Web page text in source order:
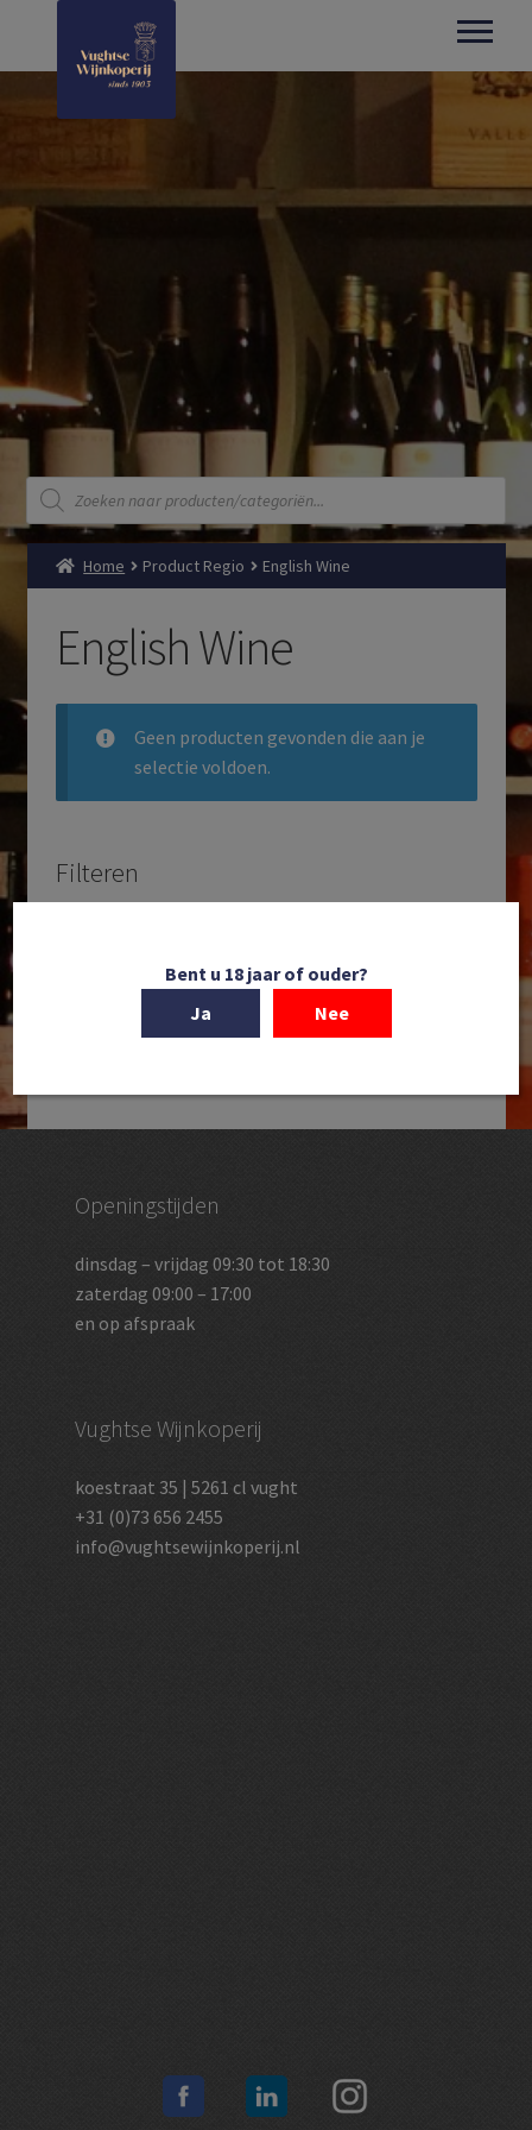
Producten
zoeken
Home Product Regio English Wine
English Wine
Geen producten gevonden die aan je
selectie voldoen.
Filteren
Openingstijden
dinsdag – vrijdag 09:30 tot 18:30
zaterdag 09:00 – 17:00
en op afspraak
Vughtse Wijnkoperij
koestraat 35 | 5261 cl vught
+31 (0)73 656 2455
info@vughtsewijnkoperij.nl
Bent u 18 jaar of ouder?
Ja
Nee